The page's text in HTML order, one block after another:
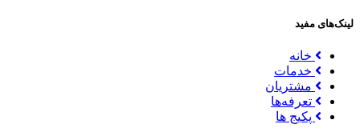
لینک‌های مفید
خانه
خدمات
مشتریان
تعرفه‌ها
پکیج ها